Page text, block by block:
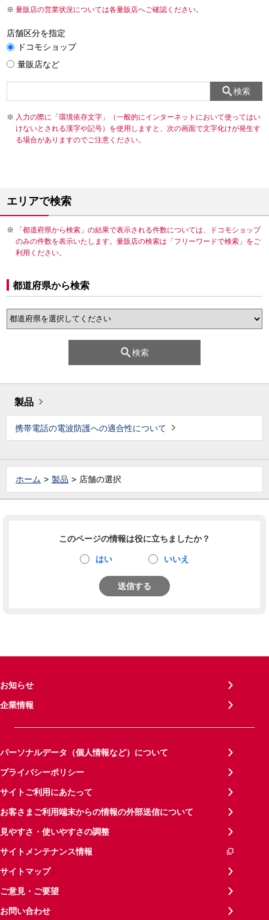
量販店の営業状況については各量販店へご確認ください。
店舗区分を指定
ドコモショップ
量販店など
検索
入力の際に「環境依存文字」（一般的にインターネットにおいて使ってはい
けないとされる漢字や記号）を使用しますと、次の画面で文字化けが発生す
る場合がありますのでご注意ください。
エリアで検索
「都道府県から検索」の結果で表示される件数については、ドコモショップ
のみの件数を表示いたします。量販店の検索は「フリーワードで検索」をご
利用ください。
都道府県から検索
検索
製品
携帯電話の電波防護への適合性について
ホーム 製品 店舗の選択
このページの情報は役に立ちましたか？
はい いいえ
送信する
お知らせ
企業情報
パーソナルデータ（個人情報など）について
プライバシーポリシー
サイトご利用にあたって
お客さまご利用端末からの情報の外部送信について
見やすさ・使いやすさの調整
サイトメンテナンス情報
サイトマップ
ご意見・ご要望
お問い合わせ